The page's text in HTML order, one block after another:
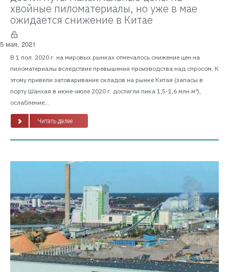
хвойные пиломатериалы, но уже в мае
ожидается снижение в Китае
5 мая, 2021
В 1 пол. 2020 г. на мировых рынках отмечалось снижение цен на
пиломатериалы вследствие превышения производства над спросом. К
этому привели затоваривание складов на рынке Китая (запасы в
порту Шанхая в июне-июле 2020 г. достигли пика 1,5-1,6 млн м³),
ослабление...
Читать далее